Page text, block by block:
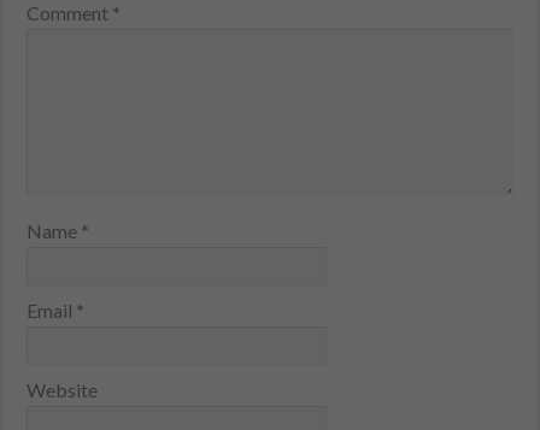
Comment *
Name *
Email *
Website